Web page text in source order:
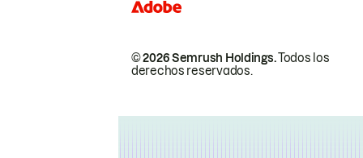
© 2026 Semrush Holdings.Todos los
derechos reservados.